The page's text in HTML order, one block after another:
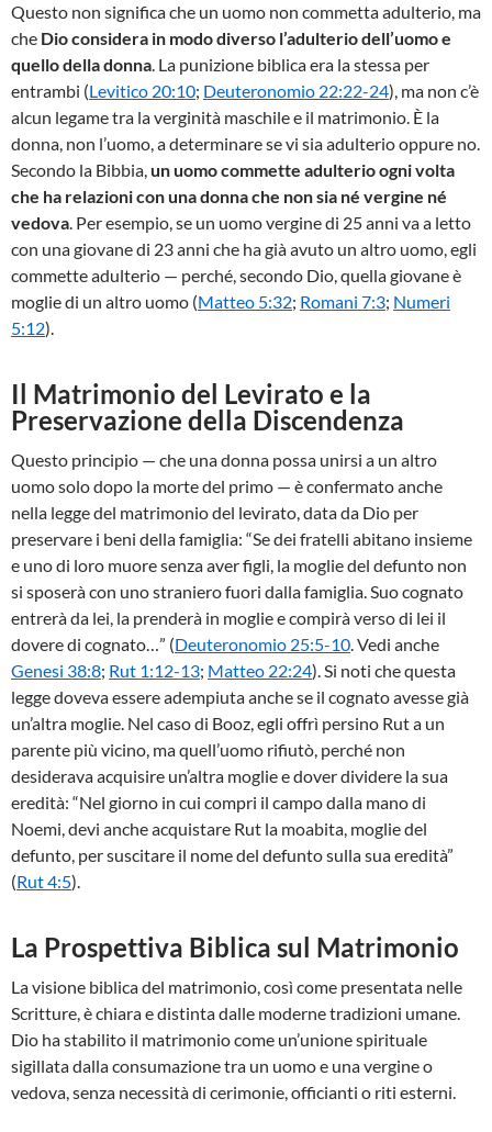
Questo non significa che un uomo non commetta adulterio, ma
che Dio considera in modo diverso l’adulterio dell’uomo e
quello della donna. La punizione biblica era la stessa per
entrambi (Levitico 20:10; Deuteronomio 22:22-24), ma non c’è
alcun legame tra la verginità maschile e il matrimonio. È la
donna, non l’uomo, a determinare se vi sia adulterio oppure no.
Secondo la Bibbia,un uomo commette adulterio ogni volta
che ha relazioni con una donna che non sia né vergine né
vedova. Per esempio, se un uomo vergine di 25 anni va a letto
con una giovane di 23 anni che ha già avuto un altro uomo, egli
commette adulterio — perché, secondo Dio, quella giovane è
moglie di un altro uomo (Matteo 5:32; Romani 7:3; Numeri
5:12).
Il Matrimonio del Levirato e la
Preservazione della Discendenza
Questo principio — che una donna possa unirsi a un altro
uomo solo dopo la morte del primo — è confermato anche
nella legge del matrimonio del levirato, data da Dio per
preservare i beni della famiglia: “Se dei fratelli abitano insieme
e uno di loro muore senza aver figli, la moglie del defunto non
si sposerà con uno straniero fuori dalla famiglia. Suo cognato
entrerà da lei, la prenderà in moglie e compirà verso di lei il
dovere di cognato…” (Deuteronomio 25:5-10. Vedi anche
Genesi 38:8; Rut 1:12-13; Matteo 22:24). Si noti che questa
legge doveva essere adempiuta anche se il cognato avesse già
un’altra moglie. Nel caso di Booz, egli offrì persino Rut a un
parente più vicino, ma quell’uomo rifiutò, perché non
desiderava acquisire un’altra moglie e dover dividere la sua
eredità: “Nel giorno in cui compri il campo dalla mano di
Noemi, devi anche acquistare Rut la moabita, moglie del
defunto, per suscitare il nome del defunto sulla sua eredità”
(Rut 4:5).
La Prospettiva Biblica sul Matrimonio
La visione biblica del matrimonio, così come presentata nelle
Scritture, è chiara e distinta dalle moderne tradizioni umane.
Dio ha stabilito il matrimonio come un’unione spirituale
sigillata dalla consumazione tra un uomo e una vergine o
vedova, senza necessità di cerimonie, officianti o riti esterni.